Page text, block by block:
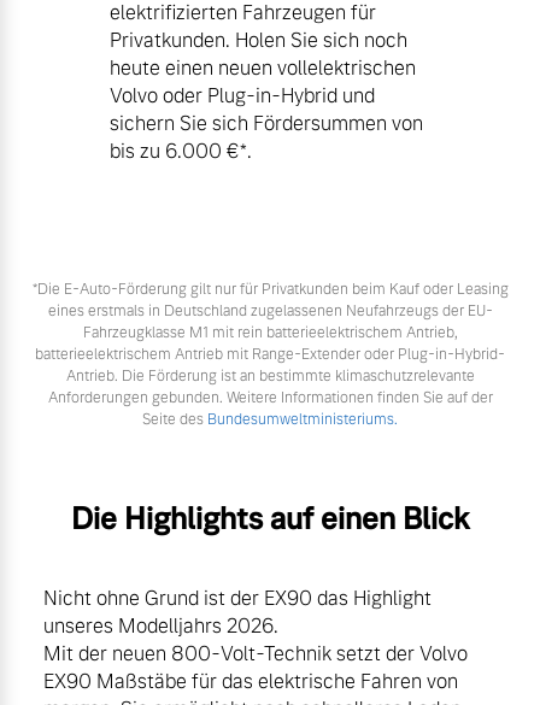
elektrifizierten Fahrzeugen für
Privatkunden. Holen Sie sich noch
heute einen neuen vollelektrischen
Volvo oder Plug-in-Hybrid und
sichern Sie sich Fördersummen von
bis zu 6.000 €⁠*.
*Die E‑Auto-Förderung gilt nur für Privatkunden beim Kauf oder Leasing
eines erstmals in Deutschland zugelassenen Neufahrzeugs der EU-
Fahrzeugklasse M1 mit rein batterieelektrischem Antrieb,
batterieelektrischem Antrieb mit Range-Extender oder Plug-in-Hybrid-
Antrieb. Die Förderung ist an bestimmte klimaschutzrelevante
Anforderungen gebunden. Weitere Informationen finden Sie auf der
Seite des Bundesumweltministeriums.
Die Highlights auf einen Blick
Nicht ohne Grund ist der EX90 das Highlight
unseres Modelljahrs 2026.
Mit der neuen 800-Volt-Technik setzt der Volvo
EX90 Maßstäbe für das elektrische Fahren von